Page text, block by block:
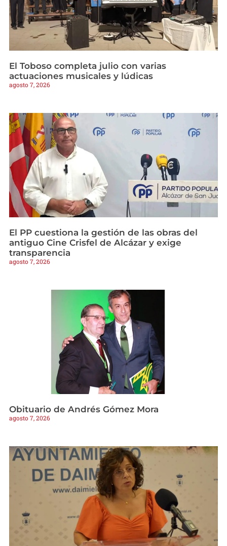
El Toboso completa julio con varias
actuaciones musicales y lúdicas
agosto 7, 2026
El PP cuestiona la gestión de las obras del
antiguo Cine Crisfel de Alcázar y exige
transparencia
agosto 7, 2026
Obituario de Andrés Gómez Mora
agosto 7, 2026